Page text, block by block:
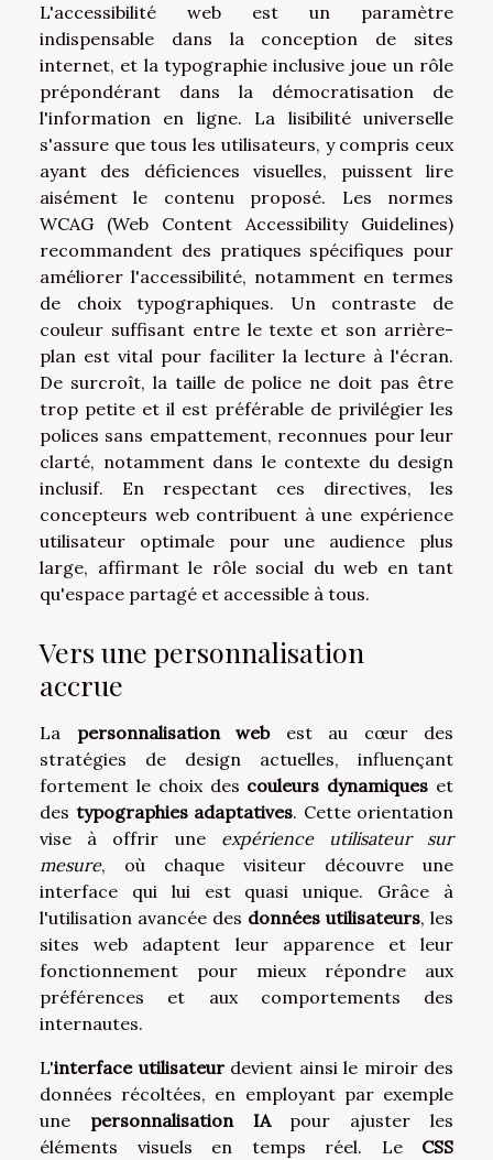
L'accessibilité web est un paramètre
indispensable dans la conception de sites
internet, et la typographie inclusive joue un rôle
prépondérant dans la démocratisation de
l'information en ligne. La lisibilité universelle
s'assure que tous les utilisateurs, y compris ceux
ayant des déficiences visuelles, puissent lire
aisément le contenu proposé. Les normes
WCAG (Web Content Accessibility Guidelines)
recommandent des pratiques spécifiques pour
améliorer l'accessibilité, notamment en termes
de choix typographiques. Un contraste de
couleur suffisant entre le texte et son arrière-
plan est vital pour faciliter la lecture à l'écran.
De surcroît, la taille de police ne doit pas être
trop petite et il est préférable de privilégier les
polices sans empattement, reconnues pour leur
clarté, notamment dans le contexte du design
inclusif. En respectant ces directives, les
concepteurs web contribuent à une expérience
utilisateur optimale pour une audience plus
large, affirmant le rôle social du web en tant
qu'espace partagé et accessible à tous.
Vers une personnalisation
accrue
La personnalisation webest au cœur des
stratégies de design actuelles, influençant
fortement le choix des couleurs dynamiques et
des typographies adaptatives. Cette orientation
vise à offrir une expérience utilisateur sur
mesure, où chaque visiteur découvre une
interface qui lui est quasi unique. Grâce à
l'utilisation avancée des données utilisateurs, les
sites web adaptent leur apparence et leur
fonctionnement pour mieux répondre aux
préférences et aux comportements des
internautes.
L'interface utilisateurdevient ainsi le miroir des
données récoltées, en employant par exemple
une personnalisation IApour ajuster les
éléments visuels en temps réel. Le CSS